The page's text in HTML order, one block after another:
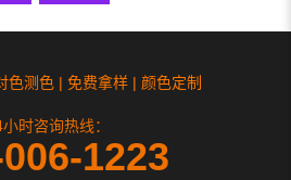
色测色 | 免费拿样 | 颜色定制
时咨询热线：
1223